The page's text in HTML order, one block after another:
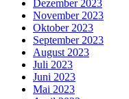
Dezember 2023
November 2023
Oktober 2023
September 2023
August 2023
Juli 2023
Juni 2023
Mai 2023